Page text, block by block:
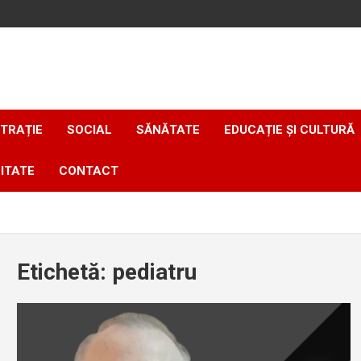
SOCIAL SĂNĂTATE EDUCAȚIE ȘI CULTURĂ
CONTACT
Etichetă: pediatru